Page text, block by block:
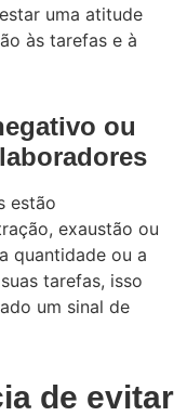
uma atitude
às tarefas e à
ou
estão
exaustão ou
quantidade ou a
tarefas, isso
um sinal de
de evitar